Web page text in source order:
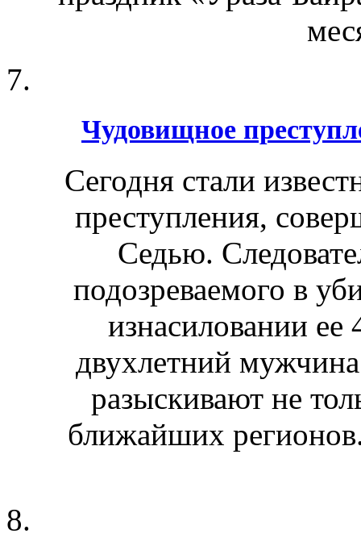
Чудовищное
Сегодня стали
преступления,
Седью.
подозреваемого в
изнасиловании ее
двухлетний мужчина
разыскивают не
ближайших